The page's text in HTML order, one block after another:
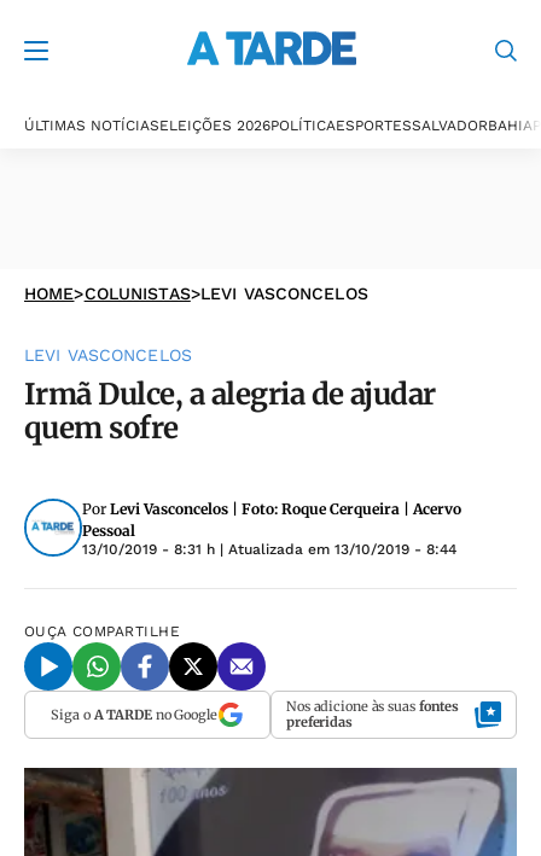
ÚLTIMAS NOTÍCIASELEIÇÕES 2026POLÍTICAESPORTESSALVADORBAHIA
HOME>COLUNISTAS>LEVI VASCONCELOS
LEVI VASCONCELOS
Irmã Dulce, a alegria de ajudar
quem sofre
Por Levi Vasconcelos | Foto: Roque Cerqueira | Acervo
Pessoal
13/10/2019 - 8:31 h | Atualizada em 13/10/2019 - 8:44
OUÇA COMPARTILHE
Siga o A TARDEno Google Nos adicione às suas fontes
preferidas